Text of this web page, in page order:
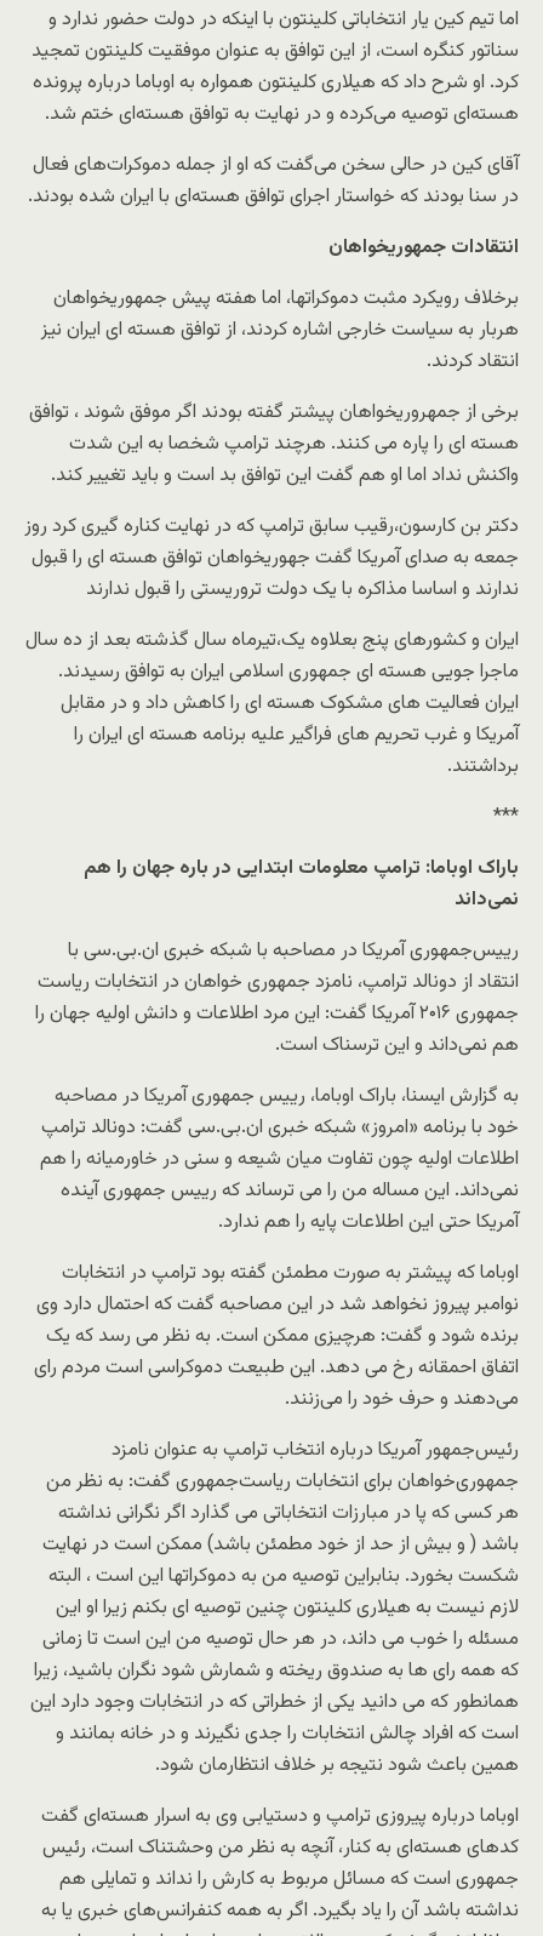
اما تیم کین یار انتخاباتی کلینتون با اینکه در دولت حضور ندارد و
سناتور کنگره است، از این توافق به عنوان موفقیت کلینتون تمجید
کرد. او شرح داد که هیلاری کلینتون همواره به اوباما درباره پرونده
هسته‌ای توصیه می‌کرده و در نهایت به توافق هسته‌ای ختم شد.
آقای کین در حالی سخن می‌گفت که او از جمله دموکرات‌های فعال
در سنا بودند که خواستار اجرای توافق هسته‌ای با ایران شده بودند.
انتقادات جمهوریخواهان
برخلاف رویکرد مثبت دموکراتها، اما هفته پیش جمهوریخواهان
هربار به سیاست خارجی اشاره کردند،‌ از توافق هسته ای ایران نیز
انتقاد کردند.
برخی از جمهروریخواهان پیشتر گفته بودند اگر موفق شوند ، توافق
هسته ای را پاره می کنند. هرچند ترامپ شخصا به این شدت
واکنش نداد اما او هم گفت این توافق بد است و باید تغییر کند.
دکتر بن کارسون،‌رقیب سابق ترامپ که در نهایت کناره گیری کرد روز
جمعه به صدای آمریکا گفت جهوریخواهان توافق هسته ای را قبول
ندارند و اساسا مذاکره با یک دولت تروریستی را قبول ندارند
ایران و کشورهای پنج بعلاوه یک،‌تیرماه سال گذشته بعد از ده سال
ماجرا جویی هسته ای جمهوری اسلامی ایران به توافق رسیدند.
ایران فعالیت های مشکوک هسته ای را کاهش داد و در مقابل
آمریکا و غرب تحریم های فراگیر علیه برنامه هسته ای ایران را
برداشتند.
***
باراک اوباما: ترامپ معلومات ابتدایی در باره جهان را هم
نمی‌داند
رییس‌جمهوری آمریکا در مصاحبه با شبکه خبری ان.بی.سی با
انتقاد از دونالد ترامپ، نامزد جمهوری خواهان در انتخابات ریاست
جمهوری ۲۰۱۶ آمریکا گفت: این مرد اطلاعات و دانش اولیه جهان را
هم نمی‌داند و این ترسناک است.
به گزارش ایسنا، باراک اوباما، رییس جمهوری آمریکا در مصاحبه
خود با برنامه «امروز» شبکه خبری ان.بی.سی گفت: دونالد ترامپ
اطلاعات اولیه چون تفاوت میان شیعه و سنی در خاورمیانه را هم
نمی‌داند. این مساله من را می ترساند که رییس جمهوری آینده
آمریکا حتی این اطلاعات پایه را هم ندارد.
اوباما که پیشتر به صورت مطمئن گفته بود ترامپ در انتخابات
نوامبر پیروز نخواهد شد در این مصاحبه گفت که احتمال دارد وی
برنده شود و گفت: هرچیزی ممکن است. به نظر می رسد که یک
اتفاق احمقانه رخ می دهد. این طبیعت دموکراسی است مردم رای
‌می‌دهند و حرف خود را می‌زنند.
رئیس‌جمهور آمریکا درباره انتخاب ترامپ به عنوان نامزد
جمهوری‌خواهان برای انتخابات ریاست‌جمهوری گفت: به نظر من
هر کسی که پا در مبارزات انتخاباتی می گذارد اگر نگرانی نداشته
باشد ( و بیش از حد از خود مطمئن باشد) ممکن است در نهایت
شکست بخورد. بنابراین توصیه من به دموکراتها این است ، البته
لازم نیست به هیلاری کلینتون چنین توصیه ای بکنم زیرا او این
مسئله را خوب می داند، در هر حال توصیه من این است تا زمانی
که همه رای ها به صندوق ریخته و شمارش شود نگران باشید، زیرا
همانطور که می دانید یکی از خطراتی که در انتخابات وجود دارد این
است که افراد چالش انتخابات را جدی نگیرند و در خانه بمانند و
همین باعث شود نتیجه بر خلاف انتظارمان شود.
اوباما درباره پیروزی ترامپ و دستیابی وی به اسرار هسته‌ای گفت
کدهای هسته‌ای به کنار، آنچه به نظر من وحشتناک است، رئیس
جمهوری است که مسائل مربوط به کارش را نداند و تمایلی هم
نداشته باشد آن را یاد بگیرد. اگر به همه کنفرانس‌های خبری یا به